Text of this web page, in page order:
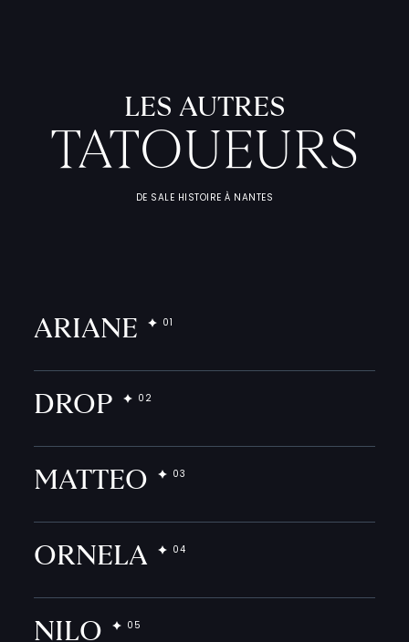
LES AUTRES
TATOUEURS
DE SALE HISTOIRE À NANTES
ARIANE
DROP
MATTEO
ORNELA
NILO